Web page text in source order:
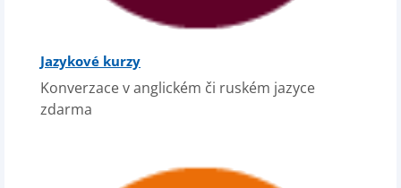
Jazykové kurzy
Konverzace v anglickém či ruském jazyce
zdarma